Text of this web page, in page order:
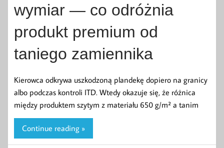
wymiar — co odróżnia
produkt premium od
taniego zamiennika
Kierowca odkrywa uszkodzoną plandekę dopiero na granicy
albo podczas kontroli ITD. Wtedy okazuje się, że różnica
między produktem szytym z materiału 650 g/m² a tanim
Continue reading »